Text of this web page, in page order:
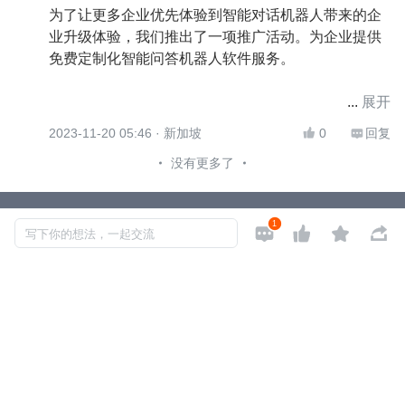
为了让更多企业优先体验到智能对话机器人带来的企
业升级体验，我们推出了一项推广活动。为企业提供
免费定制化智能问答机器人软件服务。
如果您对此免费服务感兴趣，可以提交申请到
的提交并尽快回复。感谢您对我们的信任。
展开
2023-11-20 05:46 · 新加坡  0  回复
没有更多了
写下你的想法，一起交流 
1   
Copyright © 2026, Geekbang Technology Ltd. All rights reserved. 极客邦控
股（北京）有限公司